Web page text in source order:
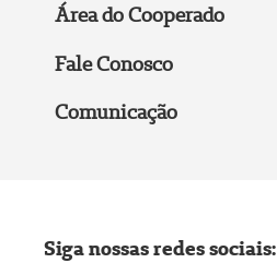
Área do Cooperado
Fale Conosco
Comunicação
Siga nossas redes sociais: